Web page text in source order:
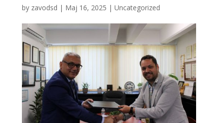
by zavodsd | Maj 16, 2025 | Uncategorized